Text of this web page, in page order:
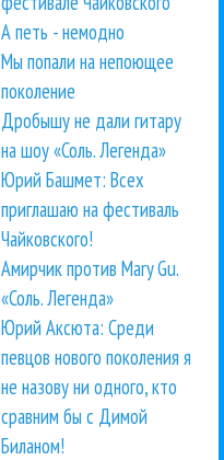
А петь - немодно
Мы попали на непоющее
поколение
Дробышу не дали гитару
на шоу «Соль. Легенда»
Юрий Башмет: Всех
приглашаю на фестиваль
Чайковского!
Амирчик против Mary Gu.
«Соль. Легенда»
Юрий Аксюта: Среди
певцов нового поколения я
не назову ни одного, кто
сравним бы с Димой
Биланом!